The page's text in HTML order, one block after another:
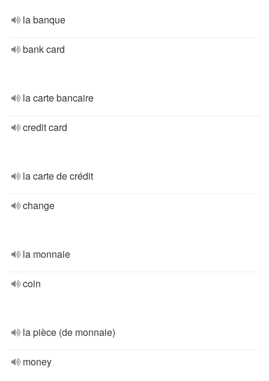
la banque
bank card
la carte bancaire
credit card
la carte de crédit
change
la monnaie
coin
la pièce (de monnaie)
money